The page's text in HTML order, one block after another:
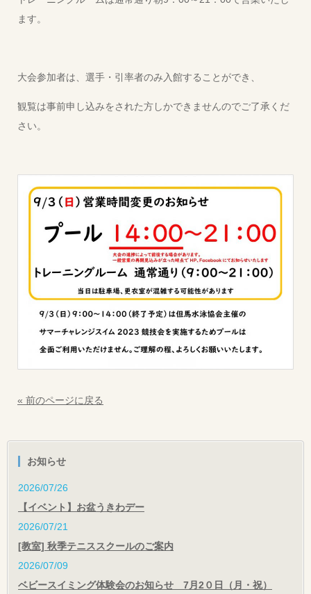
ます。
大会参加者は、選手・引率者のみ入館することができ、
観覧は事前申し込みをされた方しかできませんのでご了承くだ
さい。
« 前のページに戻る
お知らせ
2026/07/26
【イベント】お盆うきわデー
2026/07/21
[教室] 秋季テニススクールのご案内
2026/07/09
ベビースイミング体験会のお知らせ 7月2０日（月・祝）